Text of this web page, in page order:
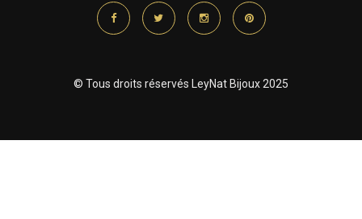
© Tous droits réservés LeyNat Bijoux 2025